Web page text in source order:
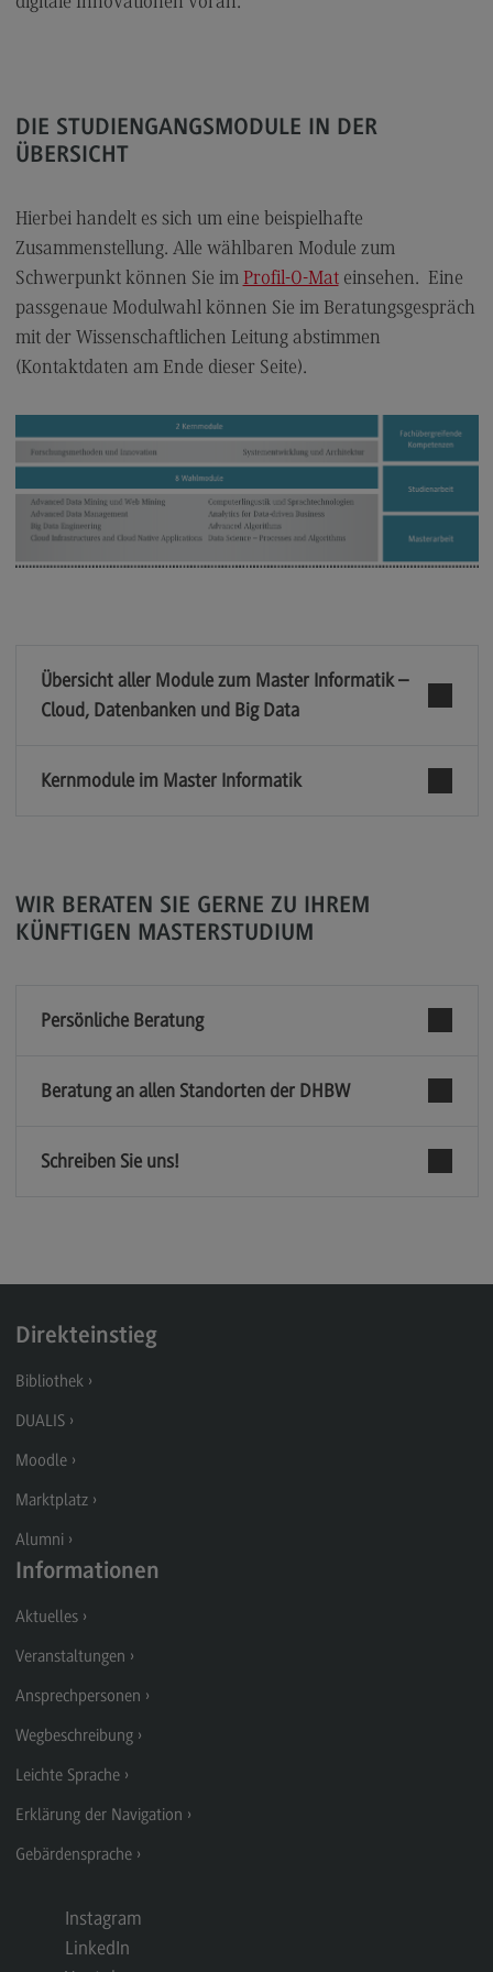
Digital Business Management
Modulangebot
Berufsperspektiven
Kontakt
Digitalisierung in der Sozialen Arbeit
Berufsperspektiven
Kontakt
Elektrotechnik und Informationstechnik
Rahmenbedingungen
Modulangebot
Modulangebot
Executive Engineering
Executive Engineering
Besonderheiten und Highlights
Modulangebot
Berufsperspektiven
Kontakt
General Business Management
General Business Management
Modulangebot
Governance Sozialer Arbeit
Governance Sozialer Arbeit
Modulangebot
Berufsperspektiven
Kontakt
Informatik
Informatik
Profil-O-Mat Informatik
(External link)
DIE STUDIENGANGSMODULE IN DER
ÜBERSICHT
Hierbei handelt es sich um eine beispielhafte
Zusammenstellung. Alle wählbaren Module zum
Schwerpunkt können Sie im Profil-O-Mateinsehen. Eine
passgenaue Modulwahl können Sie im Beratungsgespräch
mit der Wissenschaftlichen Leitung abstimmen
(Kontaktdaten am Ende dieser Seite).
Übersicht aller Module zum Master Informatik –
Cloud, Datenbanken und Big Data
Kernmodule im Master Informatik
WIR BERATEN SIE GERNE ZU IHREM
KÜNFTIGEN MASTERSTUDIUM
Persönliche Beratung
Beratung an allen Standorten der DHBW
Schreiben Sie uns!
Direkteinstieg
Bibliothek
DUALIS
Moodle
Marktplatz
Alumni
Informationen
Aktuelles
Veranstaltungen
Ansprechpersonen
Wegbeschreibung
Leichte Sprache
Erklärung der Navigation
Gebärdensprache
Instagram
LinkedIn